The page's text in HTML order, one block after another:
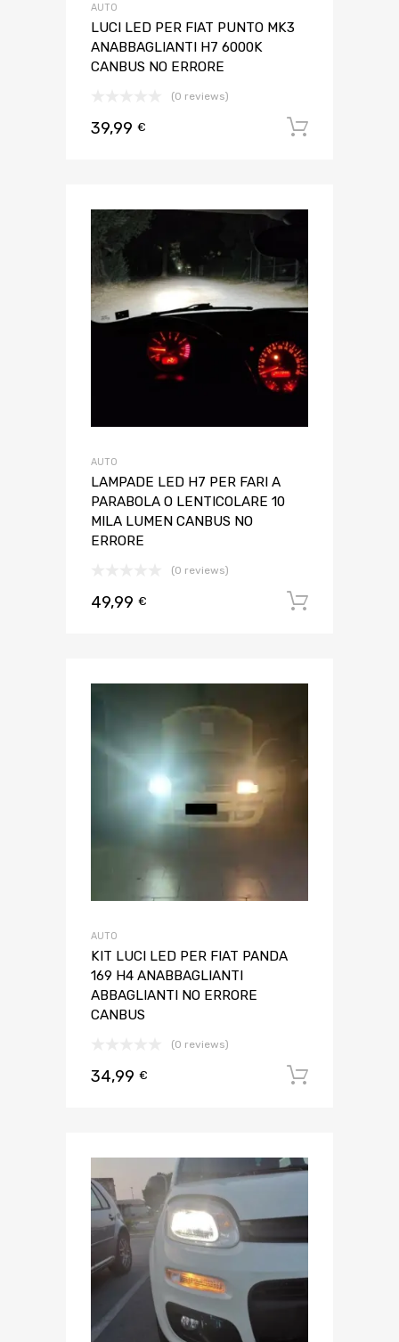
AUTO
LUCI LED PER FIAT PUNTO MK3
ANABBAGLIANTI H7 6000K
CANBUS NO ERRORE
(0 reviews)
39,99 €
AUTO
LAMPADE LED H7 PER FARI A
PARABOLA O LENTICOLARE 10
MILA LUMEN CANBUS NO
ERRORE
(0 reviews)
49,99 €
AUTO
KIT LUCI LED PER FIAT PANDA
169 H4 ANABBAGLIANTI
ABBAGLIANTI NO ERRORE
CANBUS
(0 reviews)
34,99 €